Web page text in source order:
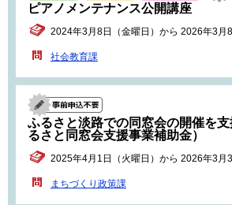
ピアノメンテナンス公開講座
2024年3月8日（金曜日）から 2026年3月8
社会教育課
ふるさと淡路での同窓会の開催を
るさと同窓会支援事業補助金）
2025年4月1日（火曜日）から 2026年3月
まちづくり政策課